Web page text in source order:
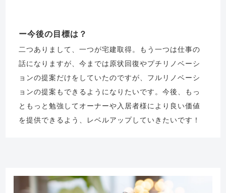
今後の目標は？
二つありまして、一つが宅建取得。もう一つは仕事の
話になりますが、今までは原状回復やプチリノベーシ
ョンの提案だけをしていたのですが、フルリノベーシ
ョンの提案もできるようになりたいです。今後、もっ
ともっと勉強してオーナーや入居者様により良い価値
を提供できるよう、レベルアップしていきたいです！